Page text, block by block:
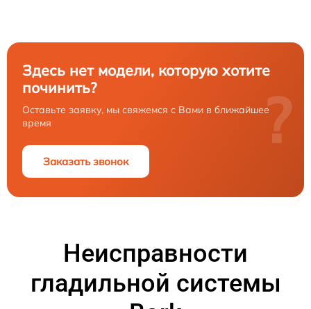
Здесь нет модели, которую хотите
починить?
Оставьте заявку, мы свяжемся с Вами в ближайшее
время
Заказать звонок
?
Неисправности
гладильной системы